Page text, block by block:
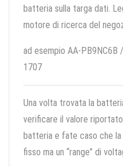
batteria sulla targa dati.
motore di ricerca del
ad esempio AA-
1707
Una volta trovata la
verificare il valore
batteria e fate caso che
fisso ma un “range” di